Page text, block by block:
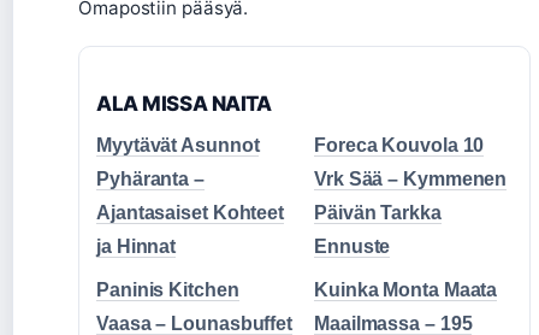
Omapostiin pääsyä.
ALA MISSA NAITA
Myytävät Asunnot
Pyhäranta –
Ajantasaiset Kohteet
ja Hinnat
Foreca Kouvola 10
Vrk Sää – Kymmenen
Päivän Tarkka
Ennuste
Paninis Kitchen
Vaasa – Lounasbuffet
Kuinka Monta Maata
Maailmassa – 195